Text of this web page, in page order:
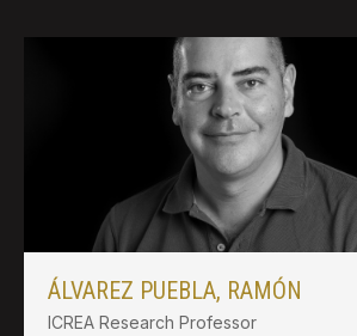
ÁLVAREZ PUEBLA, RAMÓN
ICREA Research Professor